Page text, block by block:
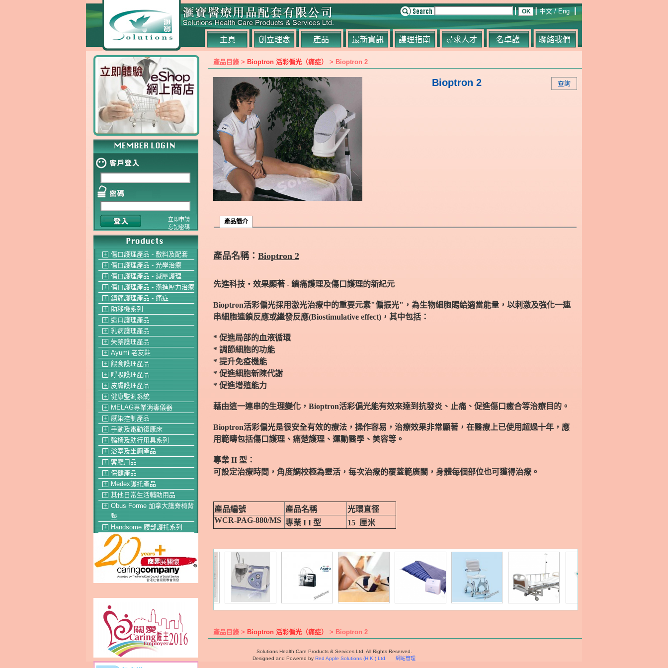
主頁 創立理念 產品 最新資訊 謢理指南 尋求人才 名卓護 聯絡我們
中文 /Eng
立即申請
忘記密碼
＋ 傷口護理產品 - 敷料及配套
＋ 傷口護理產品 - 光學治療
＋ 傷口護理產品 - 減壓護理
＋ 傷口護理產品 - 漸進壓力治療
＋ 鎮痛護理產品 - 痛症
＋ 助移機系列
＋ 造口護理產品
＋ 乳病護理產品
＋ 失禁護理產品
＋ Ayumi 老友鞋
＋ 餵食護理產品
＋ 呼吸護理產品
＋ 皮膚護理產品
＋ 健康監測系統
＋ MELAG專業消毒儀器
＋ 感染控制產品
＋ 手動及電動復康床
＋ 輪椅及助行用具系列
＋ 浴室及坐廁產品
＋ 客廳用品
＋ 保健產品
＋ Medex護托產品
＋ 其他日常生活輔助用品
＋
Obus Forme 加拿大護脊椅背
墊
＋ Handsome 腰部護托系列
產品目錄 > Bioptron 活彩偏光（痛症） > Bioptron 2
查詢
Bioptron 2
產品簡介
產品名稱： Bioptron 2
先進科技‧效果顯著 - 鎮痛護理及傷口護理的新紀元
Bioptron活彩偏光採用激光治療中的重要元素"偏振光"，為生物細胞賜給適當能量，以刺激及強化一連
串細胞連鎖反應或繼發反應(Biostimulative effect)，其中包括：
* 促進局部的血液循環
* 調節細胞的功能
* 提升免疫機能
* 促進細胞新陳代謝
* 促進增殖能力
藉由這一連串的生理變化，Bioptron活彩偏光能有效來達到抗發炎、止痛、促進傷口癒合等治療目的。
Bioptron活彩偏光是很安全有效的療法，操作容易，治療效果非常顯著，在醫療上已使用超過十年，應
用範疇包括傷口護理、痛楚護理、運動醫學、美容等。
專業 II 型：
可設定治療時間，角度調校極為靈活，每次治療的覆蓋範廣闊，身體每個部位也可獲得治療。
產品編號 產品名稱
光環直徑
WCR-PAG-880/MS 專業 I I 型 15 厘米
產品目錄 > Bioptron 活彩偏光（痛症） > Bioptron 2
Solutions Health Care Products & Services Ltd. All Rights Reserved.
Designed and Powered by Red Apple Solutions (H.K.) Ltd. 網站管理